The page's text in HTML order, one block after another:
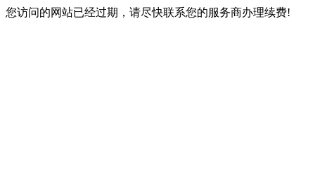
您访问的网站已经过期，请尽快联系您的服务商办理续费!